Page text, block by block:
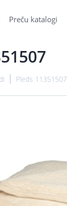
Preču katalogi
Pleds 11351507